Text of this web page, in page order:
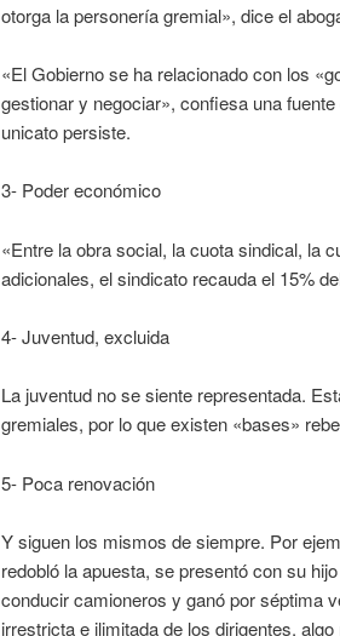
otorga la personería gremial», dice el
«El Gobierno se ha relacionado con los
gestionar y negociar», confiesa una
unicato persiste.
3- Poder económico
«Entre la obra social, la cuota sindical, la
adicionales, el sindicato recauda el 15%
4- Juventud, excluida
La juventud no se siente representada.
gremiales, por lo que existen «bases»
5- Poca renovación
Y siguen los mismos de siempre. Por
redobló la apuesta, se presentó con su
conducir camioneros y ganó por séptima
irrestricta e ilimitada de los dirigentes,